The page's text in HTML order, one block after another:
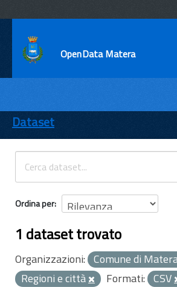
OpenData Matera
ENTI
TEMI
INFORMAZIONI
Dataset
Ordina per
1 dataset trovato
Organizzazioni: Comune di
Regioni e città
Formati: CSV